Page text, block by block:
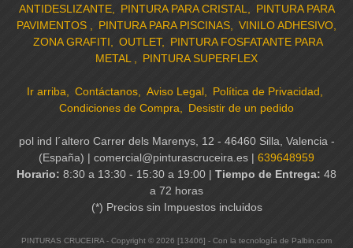
ANTIDESLIZANTE
PINTURA PARA CRISTAL
PINTURA PARA
PAVIMENTOS
PINTURA PARA PISCINAS
VINILO ADHESIVO
ZONA GRAFITI
OUTLET
PINTURA FOSFATANTE PARA
METAL
PINTURA SUPERFLEX
Ir arriba Contáctanos Aviso Legal
Política de Privacidad
Condiciones de Compra
Desistir de un pedido
pol ind l´altero Carrer dels Marenys, 12 - 46460 Silla, Valencia -
(España) | comercial@pinturascruceira.es | 639648959
Horario: 8:30 a 13:30 - 15:30 a 19:00 | Tiempo de Entrega: 48
a 72 horas
(*) Precios sin Impuestos incluidos
PINTURAS CRUCEIRA- Copyright © 2026 [13406] - Con la tecnología de Palbin.com